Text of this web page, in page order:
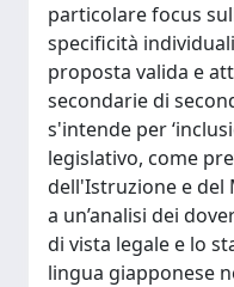
particolare focus
specificità
proposta valida e
secondarie di
s'intende per
legislativo, come
dell'Istruzione e del
a un’analisi dei
di vista legale e lo
lingua giapponese